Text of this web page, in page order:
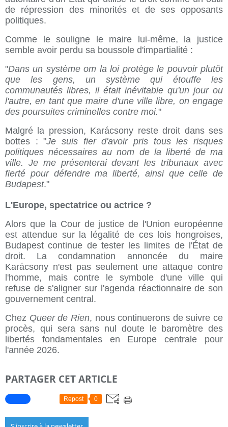
de répression des minorités et de ses opposants
politiques.
Comme le souligne le maire lui-même, la justice
semble avoir perdu sa boussole d'impartialité :
"Dans un système om la loi protège le pouvoir plutôt
que les gens, un système qui étouffe les
communautés libres, il était inévitable qu'un jour ou
l'autre, en tant que maire d'une ville libre, on engage
des poursuites criminelles contre moi."
Malgré la pression, Karácsony reste droit dans ses
bottes : "Je suis fier d'avoir pris tous les risques
politiques nécessaires au nom de la liberté de ma
ville. Je me présenterai devant les tribunaux avec
fierté pour défendre ma liberté, ainsi que celle de
Budapest."
L'Europe, spectatrice ou actrice ?
Alors que la Cour de justice de l'Union européenne
est attendue sur la légalité de ces lois hongroises,
Budapest continue de tester les limites de l'État de
droit. La condamnation annoncée du maire
Karácsony n'est pas seulement une attaque contre
l'homme, mais contre le symbole d'une ville qui
refuse de s'aligner sur l'agenda réactionnaire de son
gouvernement central.
Chez Queer de Rien, nous continuerons de suivre ce
procès, qui sera sans nul doute le baromètre des
libertés fondamentales en Europe centrale pour
l'année 2026.
PARTAGER CET ARTICLE
Repost 0